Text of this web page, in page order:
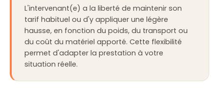
L'intervenant(e) a la liberté de maintenir son
tarif habituel ou d'y appliquer une légère
hausse, en fonction du poids, du transport ou
du coût du matériel apporté. Cette flexibilité
permet d'adapter la prestation à votre
situation réelle.